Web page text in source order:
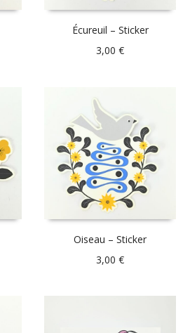
Écureuil – Sticker
3,00€
Oiseau – Sticker
3,00€